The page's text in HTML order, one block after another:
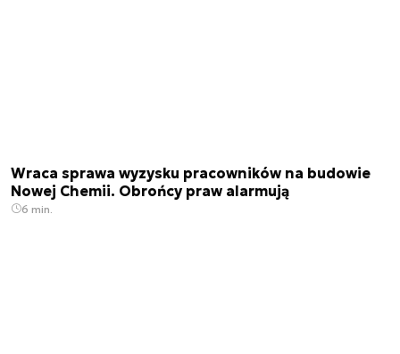
Wraca sprawa wyzysku pracowników na budowie
Nowej Chemii. Obrońcy praw alarmują
6 min.